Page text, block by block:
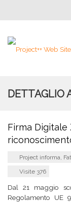
DETTAGLIO
Firma
Project informa,
Visite 376
Dal 21 maggio
Regolamento UE